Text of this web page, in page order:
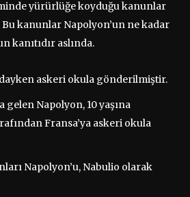
yürürlüğe koyduğu kanunlar
kanunlar Napolyon’un ne kadar
kanıtıdır aslında.
askeri okula gönderilmiştir.
gelen Napolyon, 10 yaşına
Fransa’ya askeri okula
Napolyon’u, Nabulio olarak